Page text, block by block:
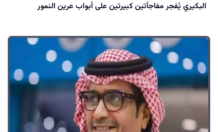
البكيري يُفجر مفاجأتين كبيرتين على أبواب عرين النمور